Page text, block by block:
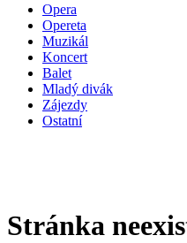
Opera
Opereta
Muzikál
Koncert
Balet
Mladý divák
Zájezdy
Ostatní
Stránka